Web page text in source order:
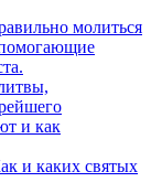
молиться
помогающие
и как
и каких святых